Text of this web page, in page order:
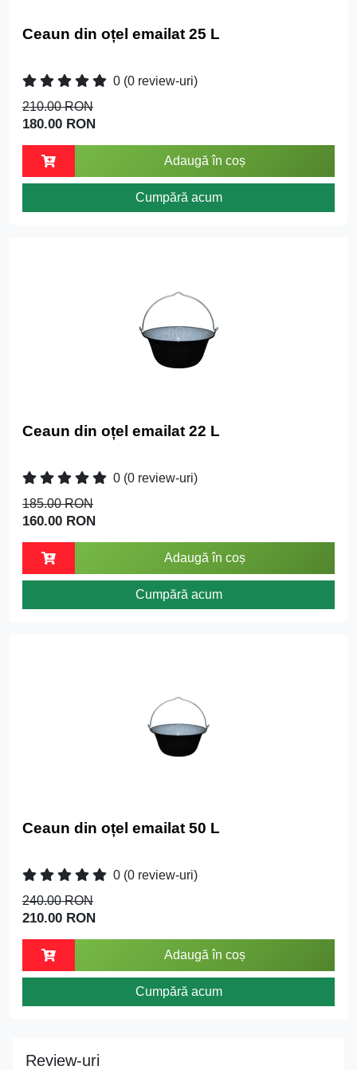
Ceaun din oțel emailat 25 L
0 (0 review-uri)
210.00 RON
180.00 RON
Adaugă în coș
Cumpără acum
Ceaun din oțel emailat 22 L
0 (0 review-uri)
185.00 RON
160.00 RON
Adaugă în coș
Cumpără acum
Ceaun din oțel emailat 50 L
0 (0 review-uri)
240.00 RON
210.00 RON
Adaugă în coș
Cumpără acum
Review-uri